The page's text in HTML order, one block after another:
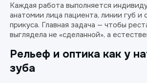
Каждая работа выполняется
анатомии лица пациента, линии губ и
прикуса. Главная задача — чтобы
выглядела не «сделанной», а
Рельеф и оптика как у
зуба